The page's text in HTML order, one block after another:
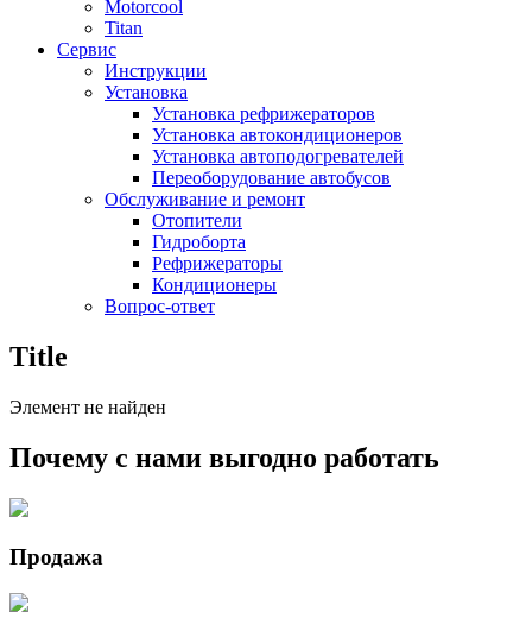
Motorcool
Titan
Сервис
Инструкции
Установка
Установка рефрижераторов
Установка автокондиционеров
Установка автоподогревателей
Переоборудование автобусов
Обслуживание и ремонт
Отопители
Гидроборта
Рефрижераторы
Кондиционеры
Вопрос-ответ
Title
Элемент не найден
Почему с нами выгодно работать
Продажа